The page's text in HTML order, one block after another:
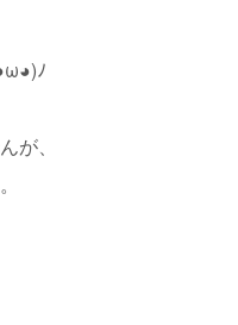
ﾉ
が、